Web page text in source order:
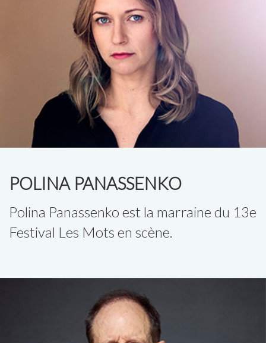
POLINA PANASSENKO
Polina Panassenko est la marraine du 13e
Festival Les Mots en scène.